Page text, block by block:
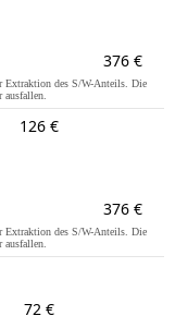
376 €
Extraktion des S/W-Anteils. Die
126 €
376 €
Extraktion des S/W-Anteils. Die
72 €